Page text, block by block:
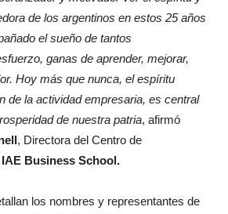
de los argentinos en estos 25 años
el sueño de tantos
ganas de aprender, mejorar,
Hoy más que nunca, el espíritu
de la actividad empresaria, es central
de nuestra patria, afirmó
, Directora del Centro de
IAE Business School.
los nombres y representantes de